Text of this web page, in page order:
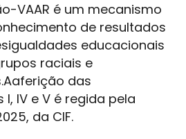
VAAR é um mecanismo
de resultados
educacionais
raciais e
das
IV e V é regida pela
da CIF.